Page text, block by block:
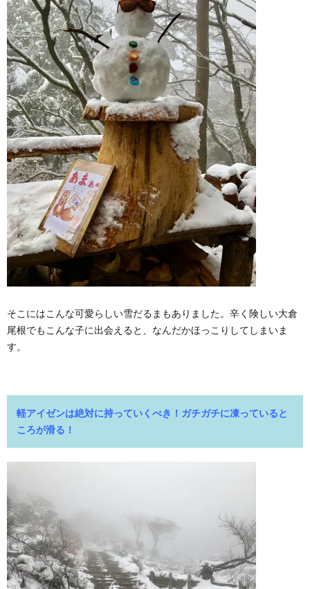
そこにはこんな可愛らしい雪だるまもありました。辛く険しい大倉
尾根でもこんな子に出会えると、なんだかほっこりしてしまいま
す。
軽アイゼンは絶対に持っていくべき！ガチガチに凍っていると
ころが滑る！